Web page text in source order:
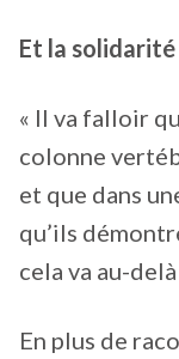
Et la solidarité
« Il va falloir
colonne
et que dans
qu’ils
cela va au-
En plus de